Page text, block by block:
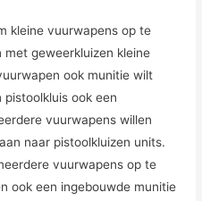
kleine vuurwapens op te
met geweerkluizen kleine
ook munitie wilt
ook een
vuurwapens willen
naar pistoolkluizen units.
vuurwapens op te
ook een ingebouwde munitie